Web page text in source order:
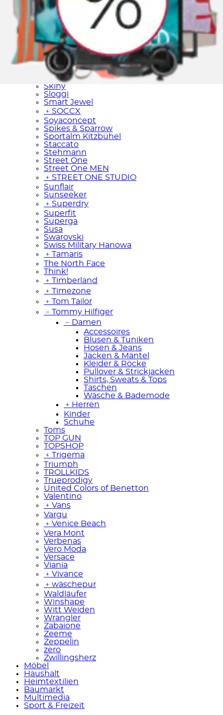
Scout
﹢Seidensticker
Seiko
SENSES.THE LABEL
Sergio Tacchini
﹢Sheego
SIOUX
Skagen
﹢Skechers
Skiny
Sloggi
Smart Jewel
﹢ SOCCX
Soyaconcept
Spikes & Sparrow
Sportalm Kitzbühel
Staccato
Stehmann
Street One
Street One MEN
﹢ STREET ONE STUDIO
Sunflair
Sunseeker
﹢ Superdry
Superfit
Superga
Susa
Swarovski
Swiss Military Hanowa
﹢ Tamaris
The North Face
Think!
﹢ Timberland
﹢ Timezone
﹢ Tom Tailor
﹣ Tommy Hilfiger
﹣ Damen
Accessoires
Blusen & Tuniken
Hosen & Jeans
Jacken & Mäntel
Kleider & Röcke
Pullover & Strickjacken
Shirts, Sweats & Tops
Taschen
Wäsche & Bademode
﹢ Herren
Kinder
Schuhe
Toms
TOP GUN
TOPSHOP
﹢ Trigema
Triumph
TROLLKIDS
Trueprodigy
United Colors of Benetton
Valentino
﹢ Vans
Vargu
﹢ Venice Beach
Vera Mont
Verbenas
Vero Moda
Versace
Viania
﹢ Vivance
﹢ wäschepur
Waldläufer
Winshape
Witt Weiden
Wrangler
Zabaione
Zeeme
Zeppelin
zero
Zwillingsherz
Möbel
Haushalt
Heimtextilien
Baumarkt
Multimedia
Sport & Freizeit